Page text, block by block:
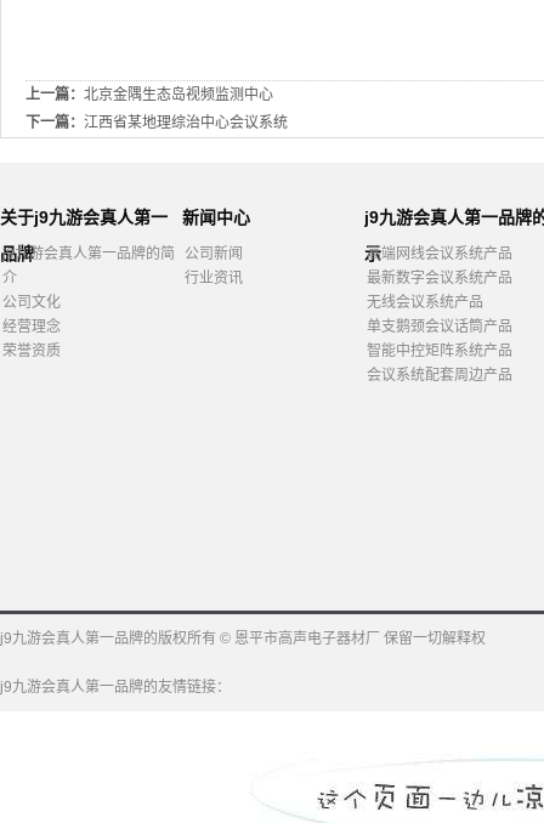
上一篇： 北京金隅生态岛视频监测中心
下一篇： 江西省某地理综治中心会议系统
关于j9九游会真人第一
品牌
j9九游会真人第一品牌的简
介
公司文化
经营理念
荣誉资质
新闻中心
公司新闻
行业资讯
j9九游会真人第一品牌
示
高端网线会议系统产品
最新数字会议系统产品
无线会议系统产品
单支鹅颈会议话筒产品
智能中控矩阵系统产品
会议系统配套周边产品
j9九游会真人第一品牌的版权所有 © 恩平市高声电子器材厂 保留一切解释权
j9九游会真人第一品牌的友情链接：